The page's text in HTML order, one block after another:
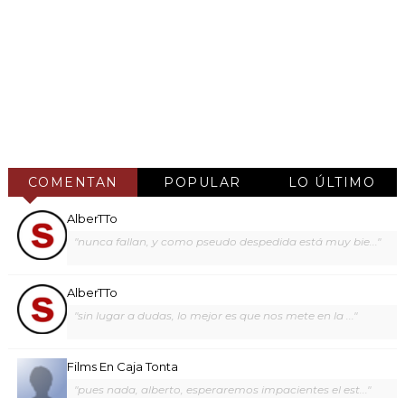
COMENTAN POPULAR LO ÚLTIMO
AlberTTo
"nunca fallan, y como pseudo despedida está muy bie..."
AlberTTo
"sin lugar a dudas, lo mejor es que nos mete en la ..."
Films En Caja Tonta
"pues nada, alberto, esperaremos impacientes el est..."